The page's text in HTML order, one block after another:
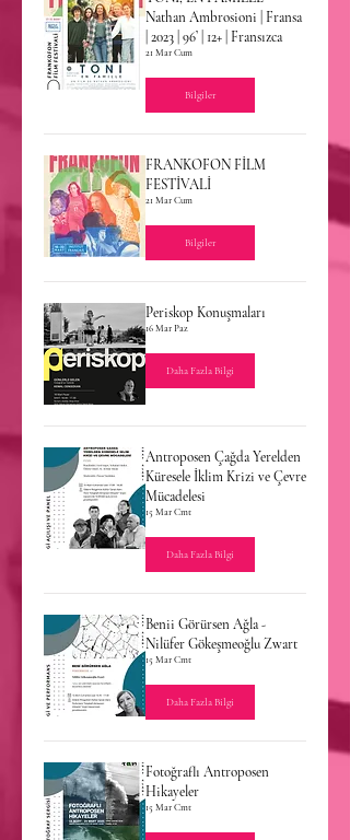
Nathan Ambrosioni | Fransa
| 2023 | 96’ | 12+ | Fransızca
21 Mar Cum
Bilgiler
FRANKOFON FİLM
FESTİVALİ
21 Mar Cum
Bilgiler
Periskop Konuşmaları
16 Mar Paz
Daha Fazla Bilgi
Antroposen Çağda Yerelden
Küresele İklim Krizi ve Çevre
Mücadelesi
15 Mar Cmt
Daha Fazla Bilgi
Benii Görürsen Ağla -
Nilüfer Gökeşmeoğlu Zwart
15 Mar Cmt
Daha Fazla Bilgi
Fotoğraflı Antroposen
Hikayeler
15 Mar Cmt